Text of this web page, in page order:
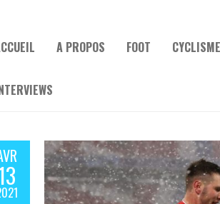
A PROPOS FOOT CYCLISME